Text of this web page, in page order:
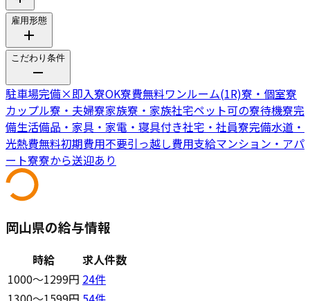
雇用形態
こだわり条件
駐車場完備×即入寮OK寮費無料ワンルーム(1R)寮・個室寮
カップル寮・夫婦寮家族寮・家族社宅ペット可の寮待機寮完
備生活備品・家具・家電・寝具付き社宅・社員寮完備水道・
光熱費無料初期費用不要引っ越し費用支給マンション・アパ
ート寮寮から送迎あり
岡山県の給与情報
時給
求人件数
1000〜1299円 24件